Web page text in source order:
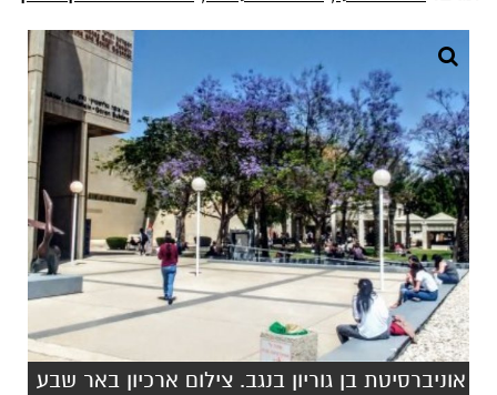
אוניברסיטת בן גוריון בנגב. צילום ארכיון באר שבע